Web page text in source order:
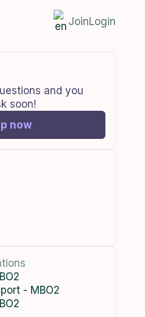
JoinLogin
and you
soon!
now
- MBO2